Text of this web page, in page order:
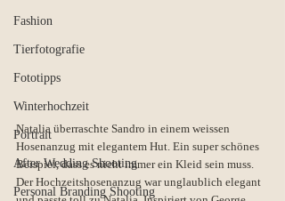
Fashion
Tierfotografie
Fototipps
Winterhochzeit
Portrait
After Wedding Shooting
Personal Branding Shooting
Natalia überraschte Sandro in einem weissen
Hosenanzug mit elegantem Hut. Ein super schönes
Beispiel, dass es nicht immer ein Kleid sein muss.
Der Hochzeitshosenanzug war unglaublich elegant